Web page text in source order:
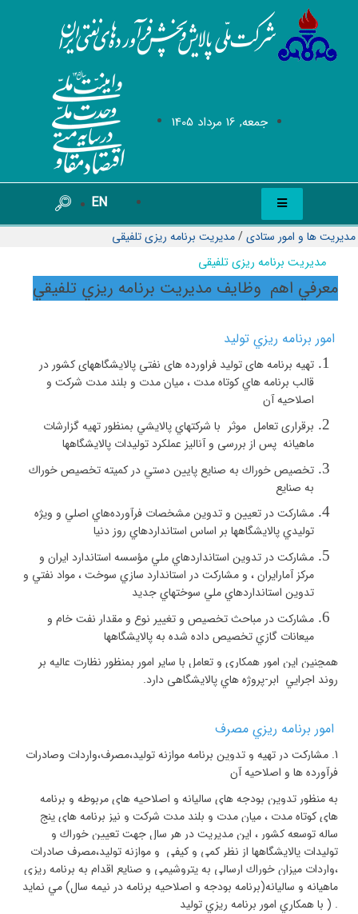
جمعه, 16 مرداد 1405
EN
مدیریت ها و امور ستادی/مدیریت برنامه ریزی تلفیقی
مدیریت برنامه ریزی تلفیقی
معرفي اهم وظايف مديريت برنامه ريزي تلفيقي
امور برنامه ريزي توليد
تهيه برنامه هایتولید فراورده های نفتی پالایشگاههای کشور در
قالب برنامه هاي كوتاه مدت ، ميان مدت و بلند مدت شركت و
اصلاحيه آن
برقراری تعامل موثر با شركتهاي پالايشي بمنظور تهيه گزارشات
ماهيانه پس از بررسی و آنالیز عملکرد تولیدات پالایشگاهها
تخصيص خوراك به صنايع پايين دستي در كميته تخصيص خوراك
به صنايع
مشاركت در تعيين و تدوين مشخصات فرآورده‌هاي اصلي و ويژه
توليدي پالايشگاهها بر اساس استانداردهاي روز دنيا
مشاركت در تدوين استانداردهاي ملي مؤسسه استاندارد ايران و
مركز آمارايران ، و مشاركت در استاندارد سازي سوخت ، مواد نفتي و
تدوين استانداردهاي ملي سوختهاي جديد
مشاركت در مباحث تخصيص و تغيير نوع و مقدار نفت خام و
ميعانات گازي تخصيص داده شده به پالايشگاهها
همچنین این امور همکاری و تعامل با سایر امور بمنظور نظارت عالیه بر
روند اجرايي ابر-پروژه هاي پالایشگاهی دارد.
امور برنامه ريزي مصرف
1. مشاركت در تهيه و تدوين برنامه موازنه توليد،مصرف،واردات وصادرات
فرآورده ها و اصلاحيه آن
به منظور تدوين بودجه هاي ساليانه و اصلاحيه هاي مربوطه و برنامه
هاي كوتاه مدت ، ميان مدت و بلند مدت شركت و نيز برنامه هاي پنج
ساله توسعه كشور ، اين مديريت در هر سال جهت تعيين خوراك و
توليدات پالايشگاهها از نظر كمي و كيفي و موازنه توليد،مصرف صادرات
،واردات ميزان خوراك ارسالي به پتروشيمي و صنايع اقدام به برنامه ريزي
ماهيانه و ساليانه(برنامه بودجه و اصلاحيه برنامه در نيمه سال) مي نمايد
. ( با همكاري امور برنامه ريزي توليد